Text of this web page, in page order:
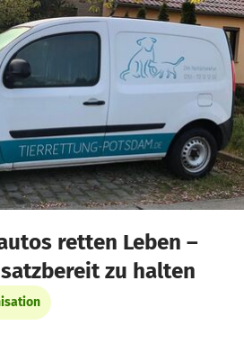
anzeigen
retten Leben –
zu halten